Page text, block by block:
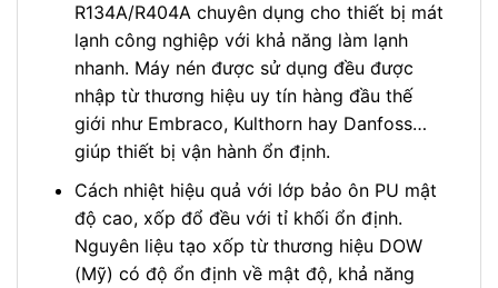
R134A/R404A chuyên dụng cho thiết bị mát
lạnh công nghiệp với khả năng làm lạnh
nhanh. Máy nén được sử dụng đều được
nhập từ thương hiệu uy tín hàng đầu thế
giới như Embraco, Kulthorn hay Danfoss…
giúp thiết bị vận hành ổn định.
Cách nhiệt hiệu quả với lớp bảo ôn PU mật
độ cao, xốp đổ đều với tỉ khối ổn định.
Nguyên liệu tạo xốp từ thương hiệu DOW
(Mỹ) có độ ổn định về mật độ, khả năng